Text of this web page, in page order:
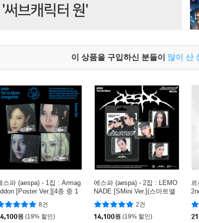
이 상품을 구입하신 분들이 많이 산
스파 (aespa) - 1집 : Armag
[Poster Ver.][4종 중 1
종 랜덤발송]
8건
원 (19% 할인)
에스파 (aespa) - 2집 : LEMO
NADE [SMini Ver.](스마트앨
범) [4종 중 1종 랜덤발송]
2건
14,100원 (19% 할인)